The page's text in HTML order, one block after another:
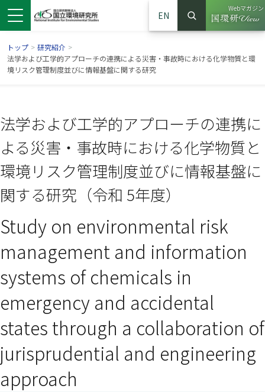
EN
サイト内検索
検索
Webマガジン
（別ウイ
トップ > 研究紹介 >
法学および工学的アプローチの連携による災害・事故時における化学物質と環
境リスク管理制度並びに情報基盤に関する研究
法学および工学的アプローチの連携に
よる災害・事故時における化学物質と
環境リスク管理制度並びに情報基盤に
関する研究（令和 5年度）
Study on environmental risk
management and information
systems of chemicals in
emergency and accidental
states through a collaboration of
jurisprudential and engineering
approach